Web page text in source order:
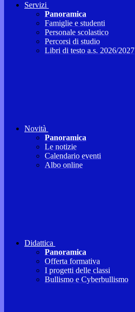
Servizi
Panoramica
Famiglie e studenti
Personale scolastico
Percorsi di studio
Libri di testo a.s. 2026/2027
Novità
Panoramica
Le notizie
Calendario eventi
Albo online
Didattica
Panoramica
Offerta formativa
I progetti delle classi
Bullismo e Cyberbullismo